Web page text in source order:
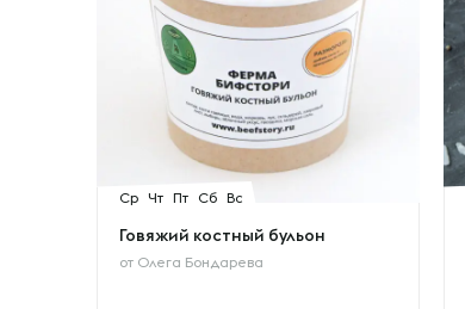
Ср Чт Пт Сб Вс
Говяжий костный бульон
от Олега Бондарева